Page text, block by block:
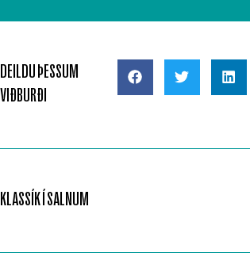
DEILDU ÞESSUM
VIÐBURÐI
KLASSÍK Í SALNUM